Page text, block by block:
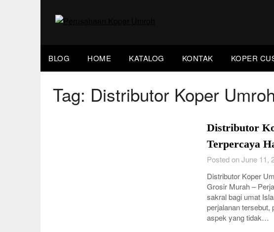
BLOG HOME KATALOG KONTAK KOPER
Tag: Distributor Koper
Distributor
Terpercaya
Posted on June 11,
Distributor Koper
Grosir Murah –
sakral bagi umat
perjalanan tersebut,
aspek yang tidak…